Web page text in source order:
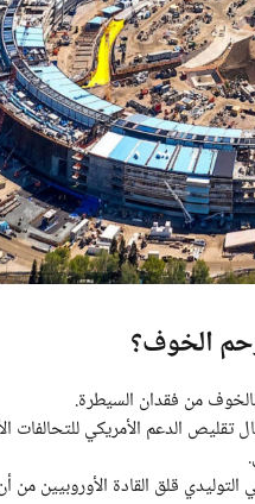
الخوف؟
من فقدان السيطرة.
الدعم الأمريكي للتحالفات
قلق القادة الأوروبيين من